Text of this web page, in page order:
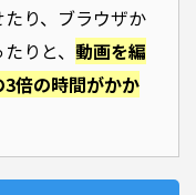
り、ブラウザか
りと、 動画を編
倍の時間がかか